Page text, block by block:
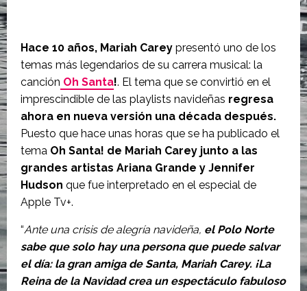
Hace 10 años, Mariah Carey presentó uno de los
temas más legendarios de su carrera musical: la
canción Oh Santa!. El tema que se convirtió en el
imprescindible de las playlists navideñas regresa
ahora en nueva versión una década después.
Puesto que hace unas horas que se ha publicado el
tema Oh Santa! de Mariah Carey junto a las
grandes artistas Ariana Grande y Jennifer
Hudson que fue interpretado en el especial de
Apple Tv+.
“Ante una crisis de alegría navideña, el Polo Norte
sabe que solo hay una persona que puede salvar
el día: la gran amiga de Santa, Mariah Carey. ¡La
Reina de la Navidad crea un espectáculo fabuloso